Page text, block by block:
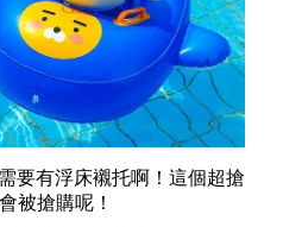
要有浮床襯托啊！這個超搶
被搶購呢！